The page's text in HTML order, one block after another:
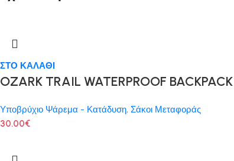
ΣΤΟ ΚΑΛΑΘΙ
OZARK TRAIL WATERPROOF BACKPACK
Υποβρύχιο Ψάρεμα - Κατάδυση, Σάκοι Μεταφοράς
30.00€